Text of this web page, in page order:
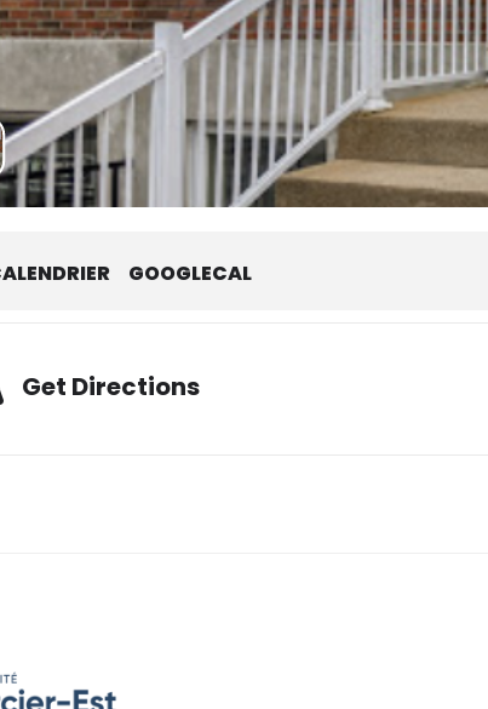
GOOGLECAL
Get Directions